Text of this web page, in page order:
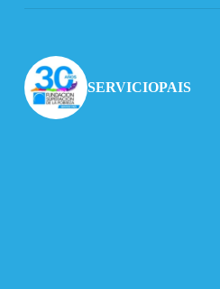
SERVICIOPAIS